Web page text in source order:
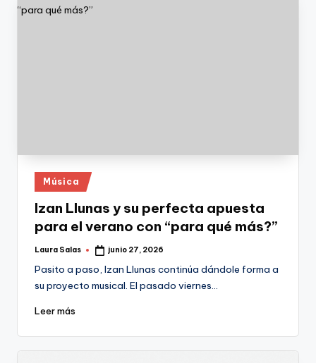
Publicado
en
Música
Izan Llunas y su perfecta apuesta
para el verano con “para qué más?”
Publicado
Laura Salas junio 27, 2026
Pasito a paso, Izan Llunas continúa dándole forma a
su proyecto musical. El pasado viernes…
Leer más